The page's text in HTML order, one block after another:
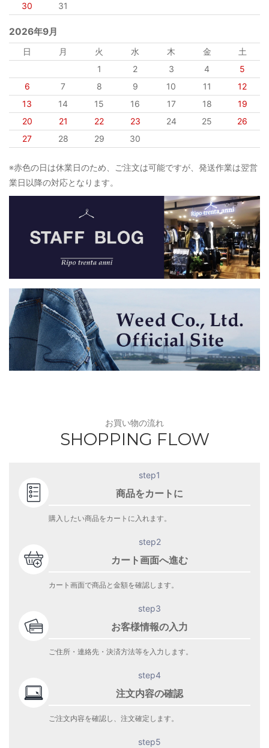
30
31
2026年9月
日 月 火 水 木 金
土
1
2 3 4
5
6
7 8 9 10 11
12
13
14 15 16 17 18
19
20
21 22 23 24 25
26
27
28 29 30
※赤色の日は休業日のため、ご注文は可能ですが、発送作業は翌営
業日以降の対応となります。
お買い物の流れ
SHOPPING FLOW
step1
商品をカートに
購入したい商品をカートに入れます。
step2
カート画面へ進む
カート画面で商品と金額を確認します。
step3
お客様情報の入力
ご住所・連絡先・決済方法等を入力します。
step4
注文内容の確認
ご注文内容を確認し、注文確定します。
step5